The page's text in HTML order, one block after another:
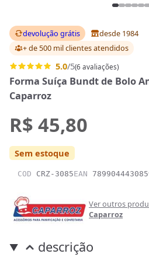
devolução grátis
desde 1984
+ de 500 mil clientesatendidos
5.0/5(6 avaliações)
Forma Suíça Bundt de Bolo
Caparroz
R$ 45,80
Sem estoque
COD CRZ-3085EAN
Ver outros
Caparroz
descrição